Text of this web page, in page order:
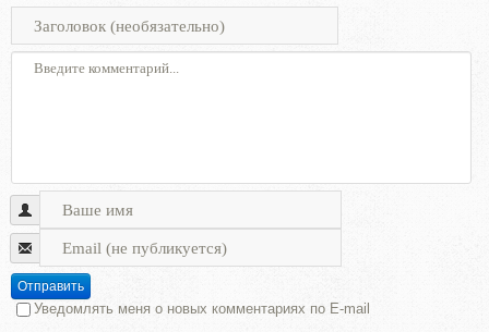
Отправить
Уведомлять меня о новых комментариях по E-mail